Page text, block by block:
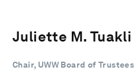
Juliette M. Tuakli
Chair, UWW Board of